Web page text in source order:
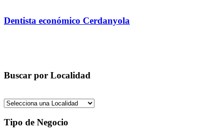
Dentista económico Cerdanyola
Buscar por Localidad
Tipo de Negocio